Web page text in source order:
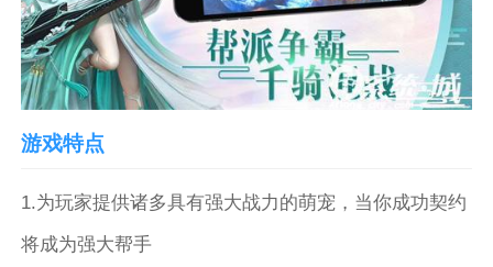
游戏特点
1.为玩家提供诸多具有强大战力的萌宠，当你成功契约
将成为强大帮手